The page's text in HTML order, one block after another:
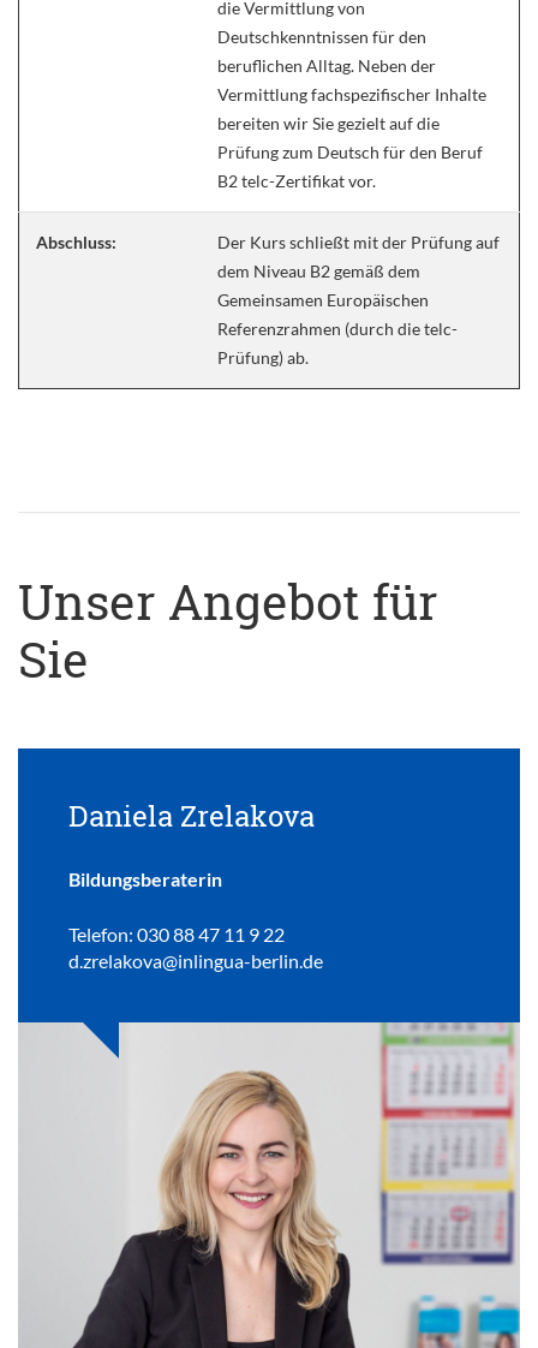
die Vermittlung von
Deutschkenntnissen für den
beruflichen Alltag. Neben der
Vermittlung fachspezifischer Inhalte
bereiten wir Sie gezielt auf die
Prüfung zum Deutsch für den Beruf
B2 telc-Zertifikat vor.
Abschluss:
Der Kurs schließt mit der Prüfung auf
dem Niveau B2 gemäß dem
Gemeinsamen Europäischen
Referenzrahmen (durch die telc-
Prüfung) ab.
Unser Angebot für
Sie
Daniela Zrelakova
Bildungsberaterin
Telefon: 030 88 47 11 9 22
d.zrelakova@inlingua-berlin.de